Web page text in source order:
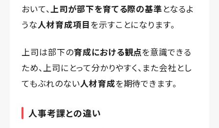
おいて、上司が部下を育てる際の基準となるよ
うな人材育成項目を示すことになります。
上司は部下の育成における観点を意識できる
ため、上司にとって分かりやすく、また会社とし
てもぶれのない人材育成を期待できます。
人事考課との違い